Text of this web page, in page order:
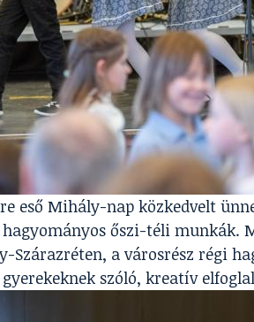
eső Mihály-nap közkedvelt
hagyományos őszi-téli munkák.
Szárazréten, a városrész régi
szóló, kreatív